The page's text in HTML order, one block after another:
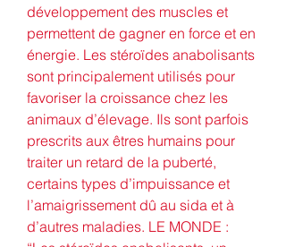
développement des muscles et
permettent de gagner en force et en
énergie. Les stéroïdes anabolisants
sont principalement utilisés pour
favoriser la croissance chez les
animaux d’élevage. Ils sont parfois
prescrits aux êtres humains pour
traiter un retard de la puberté,
certains types d’impuissance et
l’amaigrissement dû au sida et à
d’autres maladies. LE MONDE :